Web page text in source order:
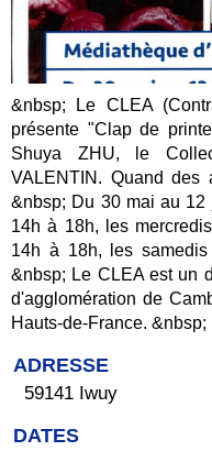
&nbsp; Le CLEA
présente "Clap de
Shuya ZHU, le
VALENTIN. Quand des
&nbsp; Du 30 mai au
14h à 18h, les
14h à 18h, les
&nbsp; Le CLEA est un
d'agglomération de
Hauts-de-France. &nbsp;
ADRESSE
59141 Iwuy
DATES